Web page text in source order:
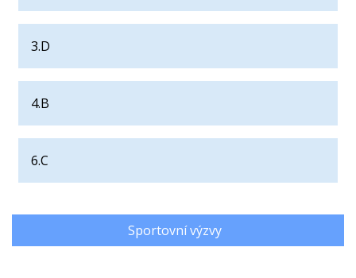
3.D
4.B
6.C
Sportovní výzvy